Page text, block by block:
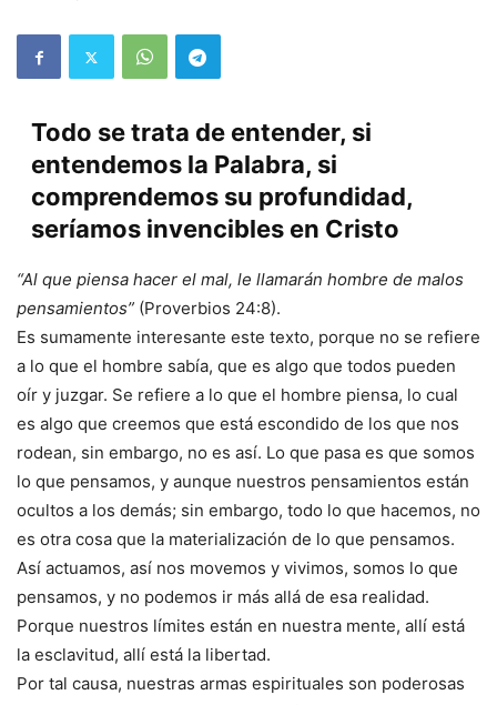
Todo se trata de entender, si
entendemos la Palabra, si
comprendemos su profundidad,
seríamos invencibles en Cristo
“Al que piensa hacer el mal, le llamarán hombre de malos
pensamientos” (Proverbios 24:8).
Es sumamente interesante este texto, porque no se refiere
a lo que el hombre sabía, que es algo que todos pueden
oír y juzgar. Se refiere a lo que el hombre piensa, lo cual
es algo que creemos que está escondido de los que nos
rodean, sin embargo, no es así. Lo que pasa es que somos
lo que pensamos, y aunque nuestros pensamientos están
ocultos a los demás; sin embargo, todo lo que hacemos, no
es otra cosa que la materialización de lo que pensamos.
Así actuamos, así nos movemos y vivimos, somos lo que
pensamos, y no podemos ir más allá de esa realidad.
Porque nuestros límites están en nuestra mente, allí está
la esclavitud, allí está la libertad.
Por tal causa, nuestras armas espirituales son poderosas